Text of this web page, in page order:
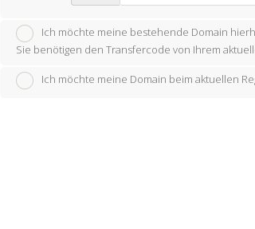
Ich möchte meine bestehende Domain
Sie benötigen den Transfercode von Ihrem
Ich möchte meine Domain beim aktuellen